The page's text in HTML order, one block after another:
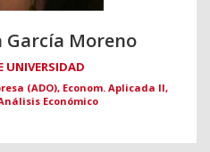
García Moreno
UNIVERSIDAD
(ADO), Econom. Aplicada II,
Económico